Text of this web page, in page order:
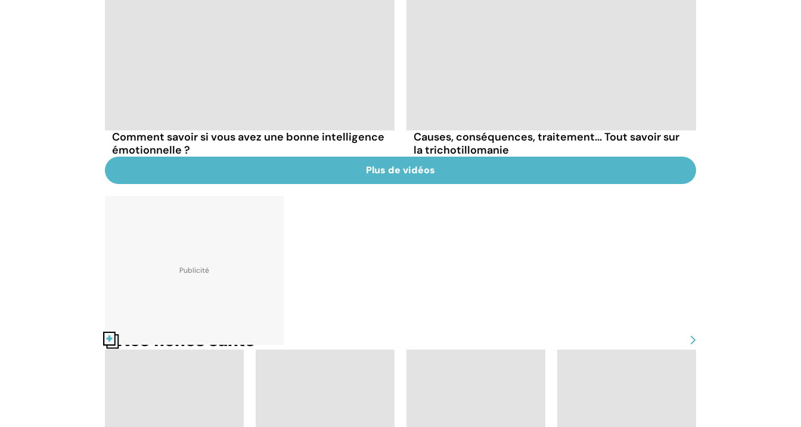
Comment savoir si vous avez une bonne intelligence
émotionnelle ?
Causes, conséquences, traitement... Tout savoir sur
la trichotillomanie
Plus de vidéos
Nos fiches santé